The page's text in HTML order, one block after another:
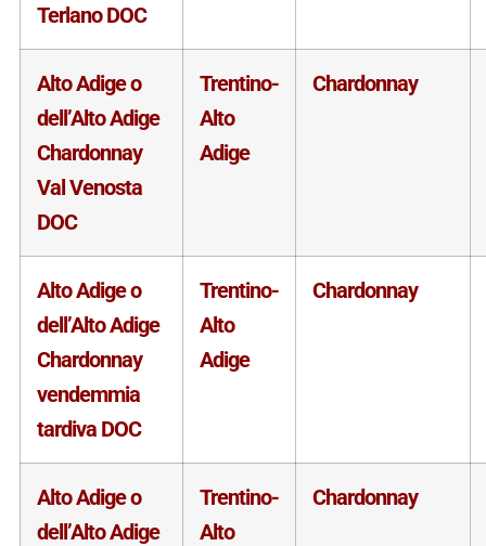
Terlano DOC
Alto Adige o
dell’Alto Adige
Chardonnay
Val Venosta
DOC
Trentino-
Alto
Adige
Chardonnay
Alto Adige o
dell’Alto Adige
Chardonnay
vendemmia
tardiva DOC
Trentino-
Alto
Adige
Chardonnay
Alto Adige o
dell’Alto Adige
Trentino-
Alto
Chardonnay